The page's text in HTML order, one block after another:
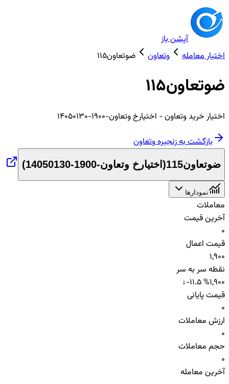
آپشن باز
اختیار معامله
وتعاون ضوتعاون115
ضوتعاون115
اختیار خریدوتعاون- اختیارخ وتعاون-1900-14050130
بازگشت به زنجیرهوتعاون
ضوتعاون115 ( اختیارخ وتعاون-1900-14050130 )
نمودارها
معاملات
آخرین قیمت
0
قیمت اعمال
1,900
نقطه سر به سر
1,900
↓-11.5 %
قیمت پایانی
0
ارزش معاملات
0
حجم معاملات
0
آخرین معامله